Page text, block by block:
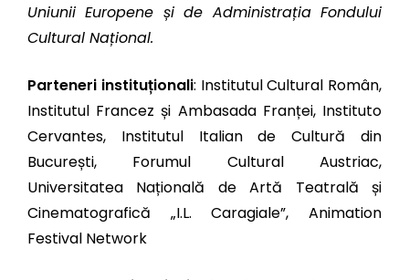
Uniunii Europene și de Administrația Fondului
Cultural Național.
Parteneri instituționali: Institutul Cultural Român,
Institutul Francez și Ambasada Franței, Instituto
Cervantes, Institutul Italian de Cultură din
București, Forumul Cultural Austriac,
Universitatea Națională de Artă Teatrală și
Cinematografică „I.L. Caragiale”, Animation
Festival Network